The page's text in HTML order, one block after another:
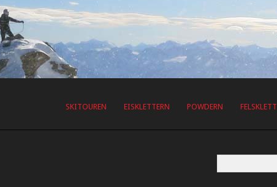
SKITOUREN EISKLETTERN POWDERN